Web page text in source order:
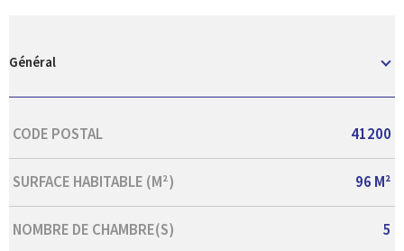
Général
Caractérisque Valeurs
CODE POSTAL 41200
SURFACE HABITABLE (M²) 96 M²
NOMBRE DE CHAMBRE(S) 5